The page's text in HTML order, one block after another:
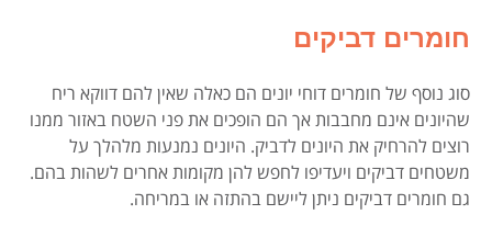
חומרים דביקים
סוג נוסף של חומרים דוחי יונים הם כאלה שאין להם דווקא ריח
שהיונים אינם מחבבות אך הם הופכים את פני השטח באזור ממנו
רוצים להרחיק את היונים לדביק. היונים נמנעות מלהלך על
משטחים דביקים ויעדיפו לחפש להן מקומות אחרים לשהות בהם.
גם חומרים דביקים ניתן ליישם בהתזה או במריחה.